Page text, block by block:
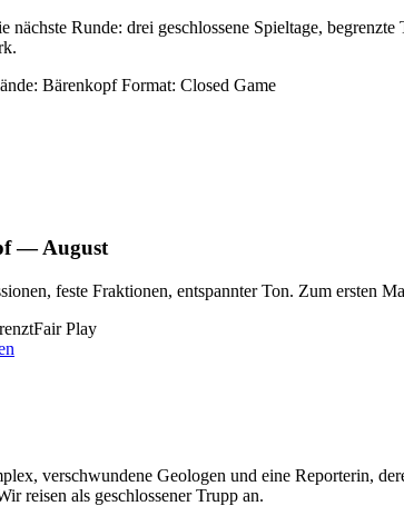
nächste Runde: drei geschlossene Spieltage,
Bärenkopf Format: Closed Game
— August
feste Fraktionen, entspannter Ton. Zum
Fair Play
verschwundene Geologen und eine Reporterin,
reisen als geschlossener Trupp an.